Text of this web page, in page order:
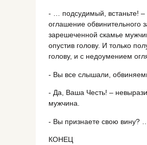
- … подсудимый, встаньте! –
оглашение обвинительного
зарешеченной скамье
опустив голову. И только
голову, и с недоумением
- Вы все слышали,
- Да, Ваша Честь! –
мужчина.
- Вы признаете свою вину?
КОНЕЦ